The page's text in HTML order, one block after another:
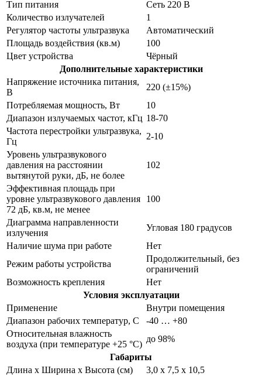
Тип питания
Сеть 220 В
Количество излучателей
1
Регулятор частоты ультразвука
Автоматический
Площадь воздействия (кв.м)
100
Цвет устройства
Чёрный
Дополнительные характеристики
Напряжение источника питания,
В
220 (±15%)
Потребляемая мощность, Вт
10
Диапазон излучаемых частот, кГц 18-70
Частота перестройки ультразвука,
Гц
2-10
Уровень ультразвукового
давления на расстоянии
вытянутой руки, дБ, не более
102
Эффективная площадь при
уровне ультразвукового давления
72 дБ, кв.м, не менее
100
Диаграмма направленности
излучения
Угловая 180 градусов
Наличие шума при работе
Нет
Режим работы устройства
Продолжительный, без
ограничений
Возможность крепления
Нет
Условия эксплуатации
Применение
Внутри помещения
Диапазон рабочих температур, С
-40 … +80
Относительная влажность
воздуха (при температуре +25 °С)
до 98%
Габариты
Длина х Ширина х Высота (см)
3,0 х 7,5 х 10,5